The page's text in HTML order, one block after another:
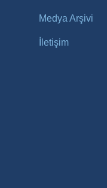
Medya Arşivi
İletişim